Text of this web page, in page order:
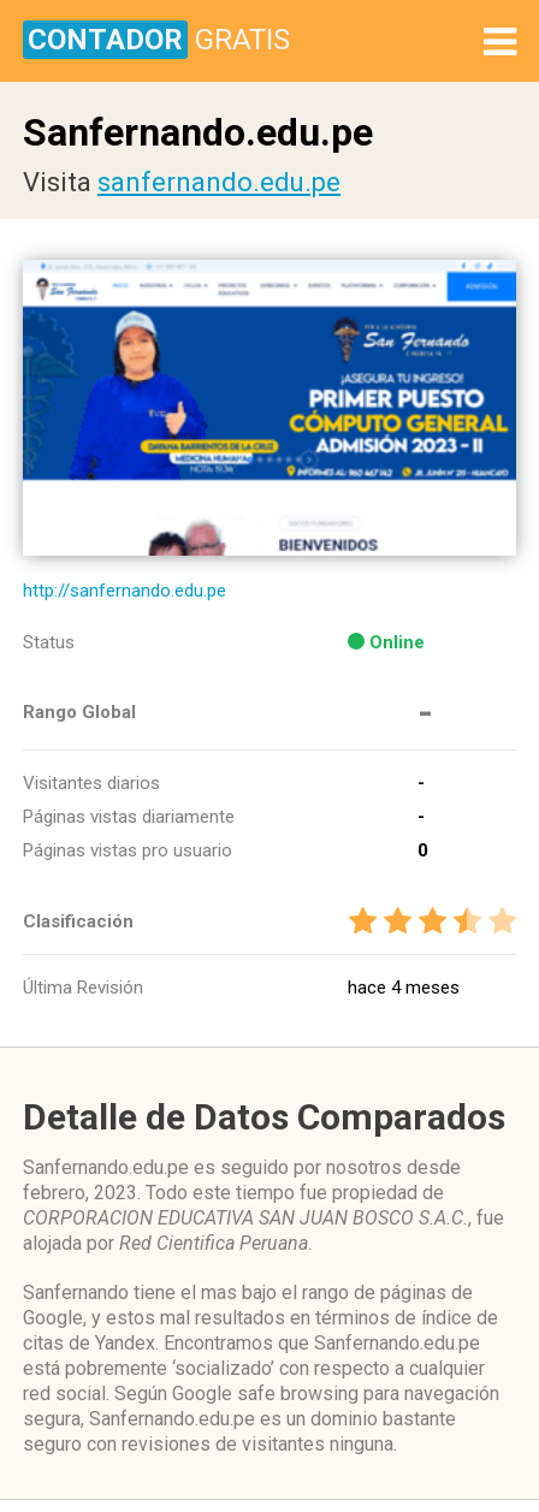
CONTADOR GRATIS
Sanfernando.edu.pe
Visita sanfernando.edu.pe
http://sanfernando.edu.pe
Status Online
Rango Global -
Visitantes diarios
-
Páginas vistas diariamente
-
Páginas vistas pro usuario
0
Clasificación
Última Revisión hace 4 meses
Detalle de Datos Comparados
Sanfernando.edu.pe es seguido por nosotros desde
febrero, 2023. Todo este tiempo fue propiedad de
CORPORACION EDUCATIVA SAN JUAN BOSCO S.A.C., fue
alojada por Red Cientifica Peruana.
Sanfernando tiene el mas bajo el rango de páginas de
Google, y estos mal resultados en términos de índice de
citas de Yandex. Encontramos que Sanfernando.edu.pe
está pobremente ‘socializado’ con respecto a cualquier
red social. Según Google safe browsing para navegación
segura, Sanfernando.edu.pe es un dominio bastante
seguro con revisiones de visitantes ninguna.